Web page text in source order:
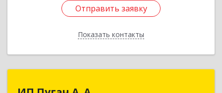
Отправить заявку
Показать контакты
Отправить заявку
Назад